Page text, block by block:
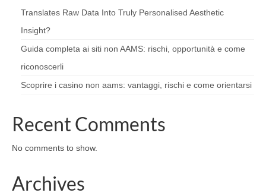
Translates Raw Data Into Truly Personalised Aesthetic
Insight?
Guida completa ai siti non AAMS: rischi, opportunità e come
riconoscerli
Scoprire i casino non aams: vantaggi, rischi e come orientarsi
Recent Comments
No comments to show.
Archives